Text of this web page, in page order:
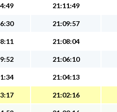
21:11:49
21:09:57
21:08:04
21:06:10
21:04:13
21:02:16